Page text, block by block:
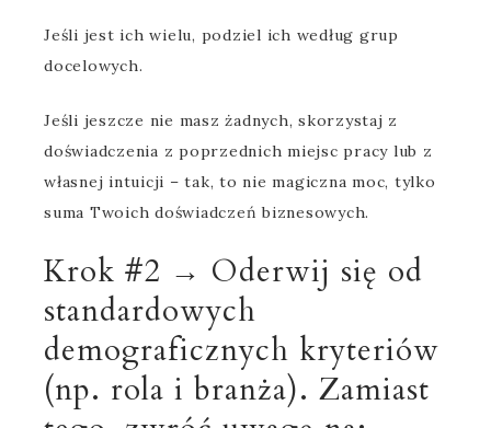
Jeśli jest ich wielu, podziel ich według grup
docelowych.
Jeśli jeszcze nie masz żadnych, skorzystaj z
doświadczenia z poprzednich miejsc pracy lub z
własnej intuicji – tak, to nie magiczna moc, tylko
suma Twoich doświadczeń biznesowych.
Krok #2 → Oderwij się od
standardowych
demograficznych kryteriów
(np. rola i branża). Zamiast